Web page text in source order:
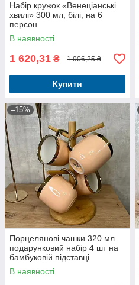
Набір кружок «Венеціанські
хвилі» 300 мл, білі, на 6
персон
В наявності
1 620,31 ₴ 1 906,25 ₴
Купити
–15%
Порцелянові чашки 320 мл
подарунковий набір 4 шт на
бамбуковій підставці
В наявності